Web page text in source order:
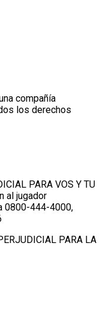
compañía
los derechos
PARA VOS Y TU
al jugador
0800-444-4000,
PARA LA